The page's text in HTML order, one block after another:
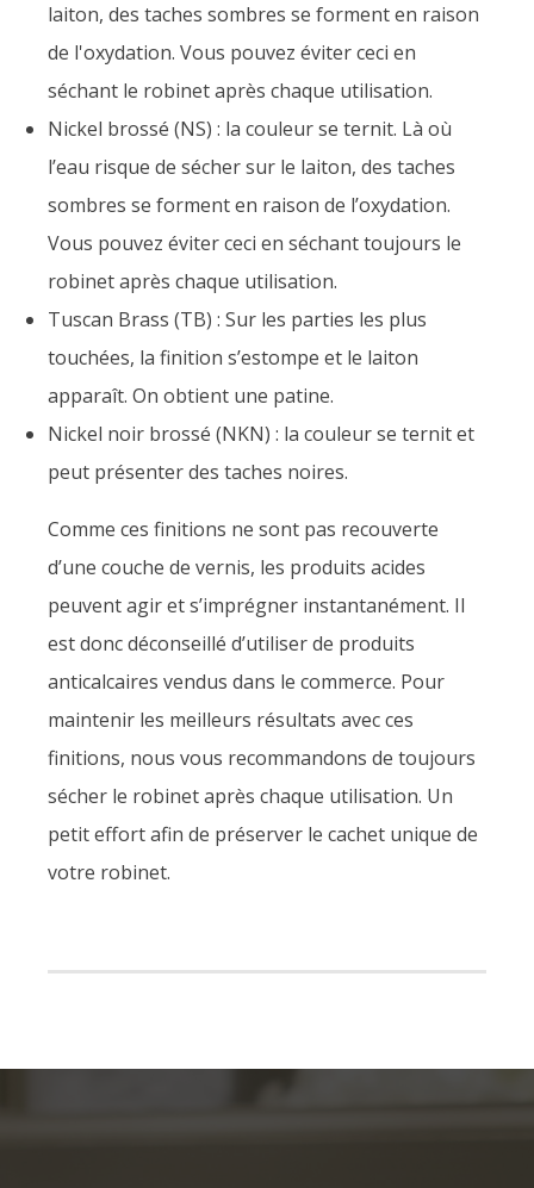
laiton, des taches sombres se forment en raison
de l'oxydation. Vous pouvez éviter ceci en
séchant le robinet après chaque utilisation.
Nickel brossé (NS) : la couleur se ternit. Là où
l’eau risque de sécher sur le laiton, des taches
sombres se forment en raison de l’oxydation.
Vous pouvez éviter ceci en séchant toujours le
robinet après chaque utilisation.
Tuscan Brass (TB) : Sur les parties les plus
touchées, la finition s’estompe et le laiton
apparaît. On obtient une patine.
Nickel noir brossé (NKN) : la couleur se ternit et
peut présenter des taches noires.
Comme ces finitions ne sont pas recouverte
d’une couche de vernis, les produits acides
peuvent agir et s’imprégner instantanément. Il
est donc déconseillé d’utiliser de produits
anticalcaires vendus dans le commerce. Pour
maintenir les meilleurs résultats avec ces
finitions, nous vous recommandons de toujours
sécher le robinet après chaque utilisation. Un
petit effort afin de préserver le cachet unique de
votre robinet.